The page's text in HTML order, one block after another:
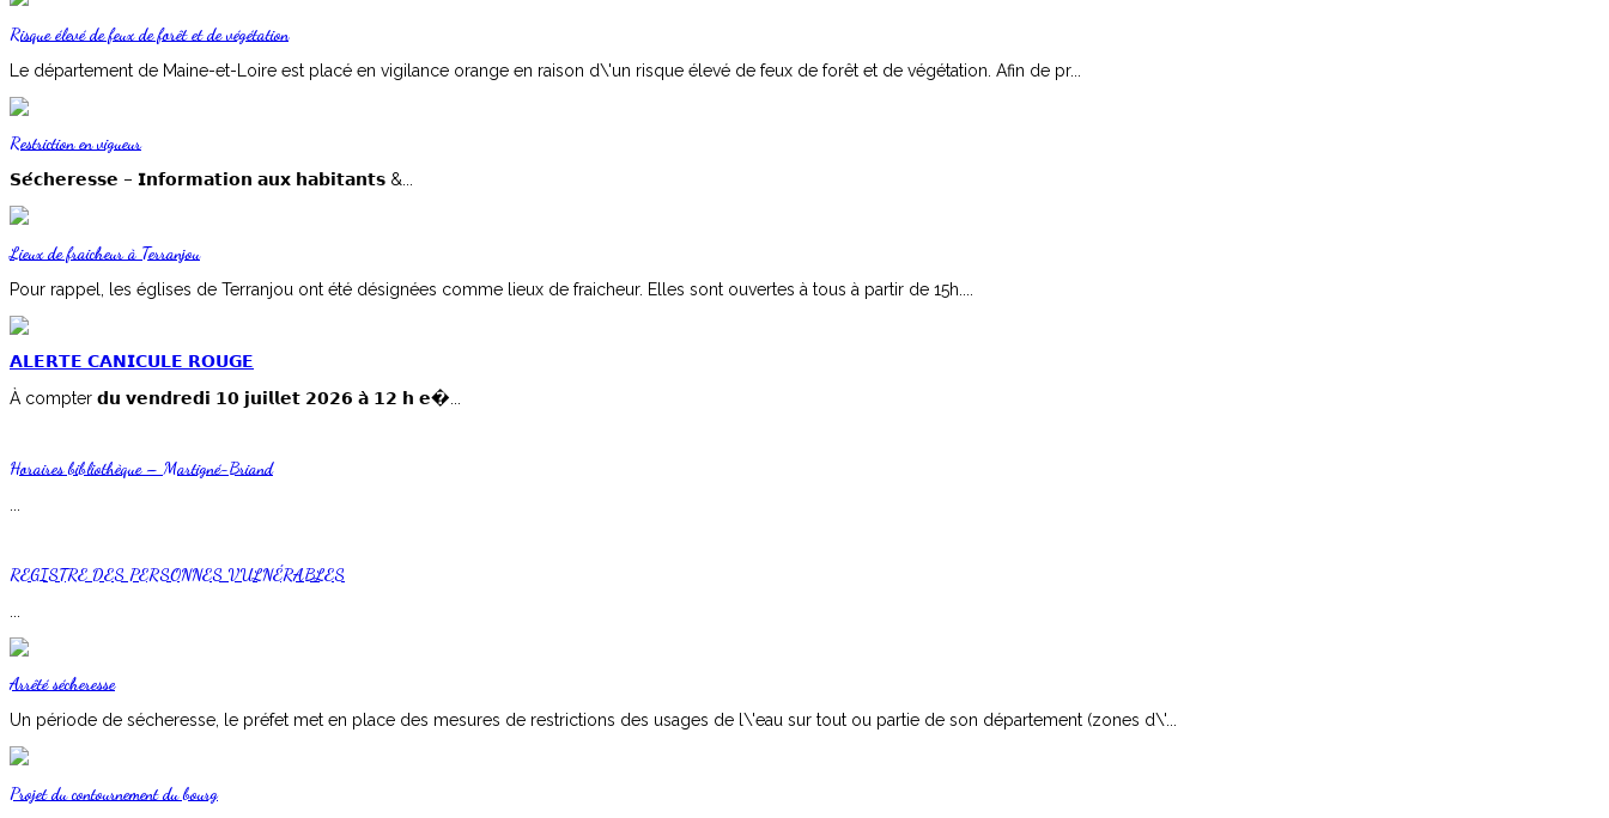
Risque élevé de feux de forêt et de végétation
Le département de Maine-et-Loire est placé en vigilance orange en raison d\'un risque élevé de feux de forêt et de végétation. Afin de pr...
Restriction en vigueur
𝗦𝗲́𝗰𝗵𝗲𝗿𝗲𝘀𝘀𝗲 – 𝗜𝗻𝗳𝗼𝗿𝗺𝗮𝘁𝗶𝗼𝗻 𝗮𝘂𝘅 𝗵𝗮𝗯𝗶𝘁𝗮𝗻𝘁𝘀 &...
Lieux de fraicheur à Terranjou
Pour rappel, les églises de Terranjou ont été désignées comme lieux de fraicheur. Elles sont ouvertes à tous à partir de 15h....
𝗔𝗟𝗘𝗥𝗧𝗘 𝗖𝗔𝗡𝗜𝗖𝗨𝗟𝗘 𝗥𝗢𝗨𝗚𝗘
À compter 𝗱𝘂 𝘃𝗲𝗻𝗱𝗿𝗲𝗱𝗶 𝟭𝟬 𝗷𝘂𝗶𝗹𝗹𝗲𝘁 𝟮𝟬𝟮𝟲 𝗮̀ 𝟭𝟮 𝗵 𝗲�...
Horaires bibliothèque – Martigné-Briand
REGISTRE DES PERSONNES VULNÉRABLES
Arrêté sécheresse
Un période de sécheresse, le préfet met en place des mesures de restrictions des usages de l\'eau sur tout ou partie de son département (zones d\'...
Projet du contournement du bourg